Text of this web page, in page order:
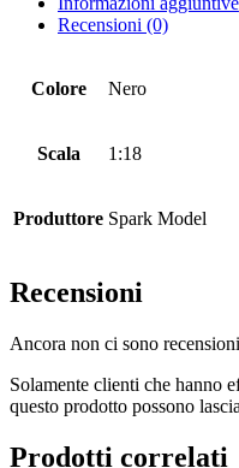
Recensioni (0)
Colore Nero
Scala 1:18
Produttore Spark Model
Recensioni
Ancora non ci sono
Solamente clienti che hanno
questo prodotto possono
Prodotti correlati